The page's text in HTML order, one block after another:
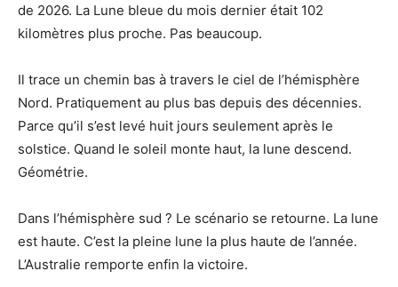
de 2026. La Lune bleue du mois dernier était 102
kilomètres plus proche. Pas beaucoup.
Il trace un chemin bas à travers le ciel de l’hémisphère
Nord. Pratiquement au plus bas depuis des décennies.
Parce qu’il s’est levé huit jours seulement après le
solstice. Quand le soleil monte haut, la lune descend.
Géométrie.
Dans l’hémisphère sud ? Le scénario se retourne. La lune
est haute. C’est la pleine lune la plus haute de l’année.
L’Australie remporte enfin la victoire.